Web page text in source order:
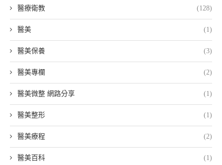
醫療衛教 (128)
醫美 (1)
醫美保養 (3)
醫美專欄 (2)
醫美微整 網路分享 (1)
醫美整形 (1)
醫美療程 (2)
醫美百科 (1)